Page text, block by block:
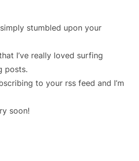
stumbled upon your
I’ve really loved surfing
posts.
to your rss feed and I’m
soon!